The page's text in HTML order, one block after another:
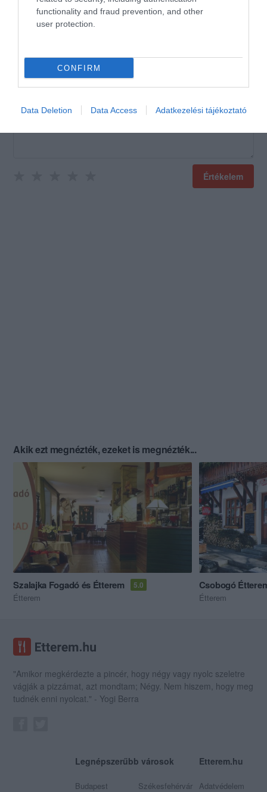
functionality and fraud prevention, and other
user protection.
CONFIRM
Data Deletion Data Access Adatkezelési tájékoztató
Értékeld Te is!
Értékelem
Akik ezt megnézték, ezeket is megnézték...
Szalajka Fogadó és Étterem 5.0
Étterem
Csobogó
Étterem
"Amikor megkérdezte a pincér, hogy négy vagy nyolc szeletre
vágják a pizzámat, azt mondtam; Négy. Nem hiszem, hogy meg
tudnék enni nyolcat." - Yogi Berra
Legnépszerűbb városok
Budapest Székesfehérvár
Etterem.hu
Adatvédelem